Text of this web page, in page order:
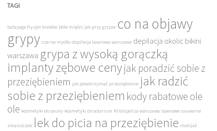
TAGI
balayage fryzjer kraków bóle mięśni jak przy grypie co na objawy
grypy czarne mydło depilacja laserowa warszawa depilacja okolic bikini
warszawa grypa z wysoką gorączką
implanty zębowe cenyjak poradzić sobie z
przeziębieniem jak powstrzymać przeziębienie jak radzić
sobie z przeziębieniem kody rabatowe ole
ole kosmetyki do sauny kosmetyki do solarium Kriolipoliza warszawa laserowe usuwanie
zmarszczek lek do picia na przeziębienie makijaż